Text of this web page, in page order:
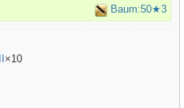
Baum:50★3
×10